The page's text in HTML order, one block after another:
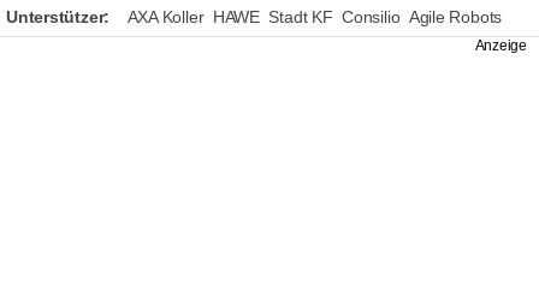
Unterstützer: AXA Koller HAWE Stadt KF Consilio Agile Robots